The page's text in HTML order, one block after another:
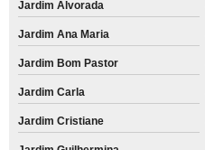
Jardim Alvorada
Jardim Ana Maria
Jardim Bom Pastor
Jardim Carla
Jardim Cristiane